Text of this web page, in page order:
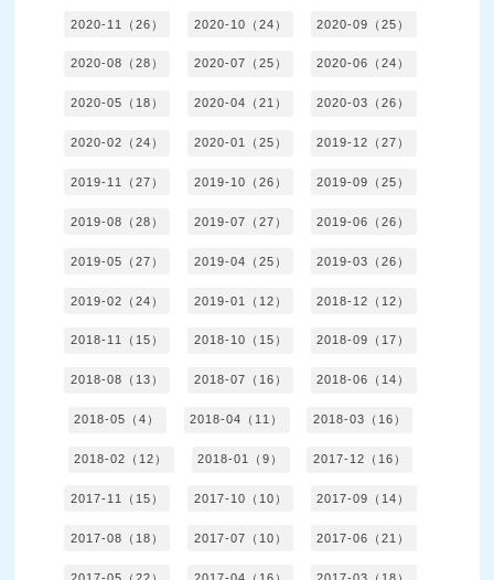
2020-11（26） 2020-10（24） 2020-09（25）
2020-08（28） 2020-07（25） 2020-06（24）
2020-05（18） 2020-04（21） 2020-03（26）
2020-02（24） 2020-01（25） 2019-12（27）
2019-11（27） 2019-10（26） 2019-09（25）
2019-08（28） 2019-07（27） 2019-06（26）
2019-05（27） 2019-04（25） 2019-03（26）
2019-02（24） 2019-01（12） 2018-12（12）
2018-11（15） 2018-10（15） 2018-09（17）
2018-08（13） 2018-07（16） 2018-06（14）
2018-05（4） 2018-04（11） 2018-03（16）
2018-02（12） 2018-01（9） 2017-12（16）
2017-11（15） 2017-10（10） 2017-09（14）
2017-08（18） 2017-07（10） 2017-06（21）
2017-05（22） 2017-04（16） 2017-03（18）